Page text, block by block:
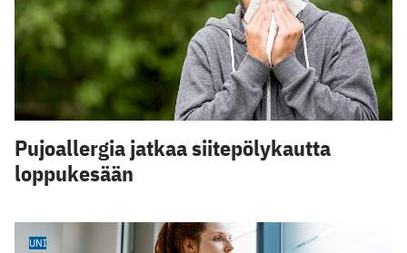
Pujoallergia jatkaa siitepölykautta
loppukesään
UNI